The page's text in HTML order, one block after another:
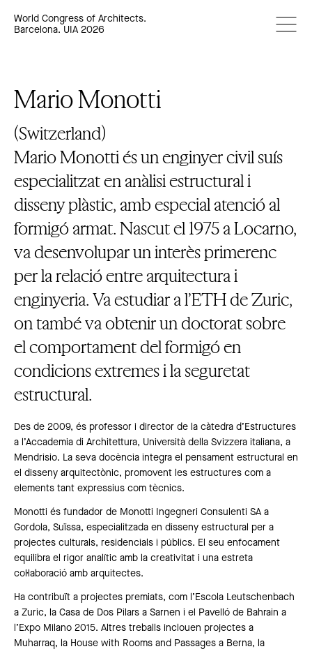
World Congress of Architects.
Barcelona. UIA 2026
Mario Monotti
(Switzerland)
Mario Monotti és un enginyer civil suís
especialitzat en anàlisi estructural i
disseny plàstic, amb especial atenció al
formigó armat. Nascut el 1975 a Locarno,
va desenvolupar un interès primerenc
per la relació entre arquitectura i
enginyeria. Va estudiar a l’ETH de Zuric,
on també va obtenir un doctorat sobre
el comportament del formigó en
condicions extremes i la seguretat
estructural.
Des de 2009, és professor i director de la càtedra d’Estructures
a l’Accademia di Architettura, Università della Svizzera italiana, a
Mendrisio. La seva docència integra el pensament estructural en
el disseny arquitectònic, promovent les estructures com a
elements tant expressius com tècnics.
Monotti és fundador de Monotti Ingegneri Consulenti SA a
Gordola, Suïssa, especialitzada en disseny estructural per a
projectes culturals, residencials i públics. El seu enfocament
equilibra el rigor analític amb la creativitat i una estreta
col·laboració amb arquitectes.
Ha contribuït a projectes premiats, com l’Escola Leutschenbach
a Zuric, la Casa de Dos Pilars a Sarnen i el Pavelló de Bahrain a
l’Expo Milano 2015. Altres treballs inclouen projectes a
Muharraq, la House with Rooms and Passages a Berna, la